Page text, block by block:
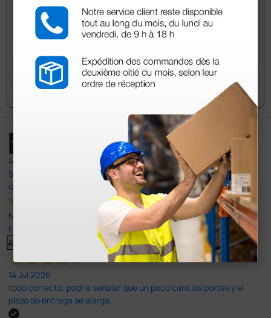
Envía tu pregunta
4,4
597
opiniones
Nuestras reseñas de 4 y 5 estrellas.
Haga clic aquí para leerlos todos >
Anterior
14 Jul 2026
todo correcto. podria señalar que un poco caro los portes y el
plazo de entrega se alarga.